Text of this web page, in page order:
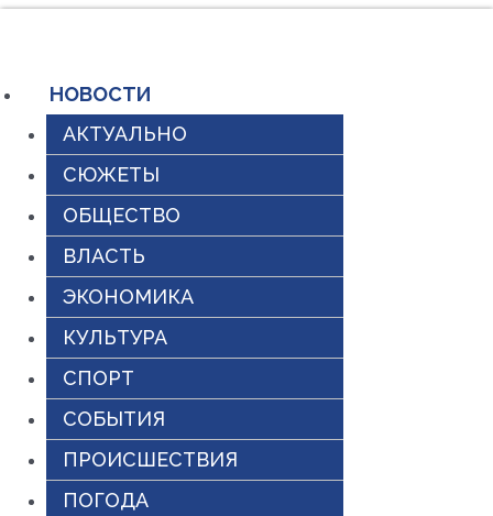
содержимому
НОВОСТИ
АКТУАЛЬНО
СЮЖЕТЫ
ОБЩЕСТВО
ВЛАСТЬ
ЭКОНОМИКА
КУЛЬТУРА
СПОРТ
СОБЫТИЯ
ПРОИСШЕСТВИЯ
ПОГОДА